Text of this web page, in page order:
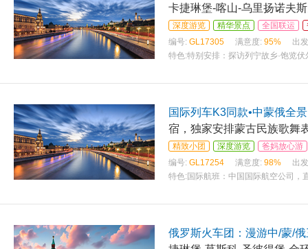
卡捷琳堡-喀山-乌里扬诺夫
深度游览 精华景点 全国联运
编号: GL17305 满意度: 95%
出
特色:特别安排：探访列宁故乡·饱览
国际列车K3同款•中蒙俄全
宿，独家安排蒙古民族歌舞
精致小团 深度游览
爸妈放心游
编号: GL17254 满意度: 98%
出
特色: 国际航班：中国国际航空公司，
俄罗斯火车团：漫游中/蒙/